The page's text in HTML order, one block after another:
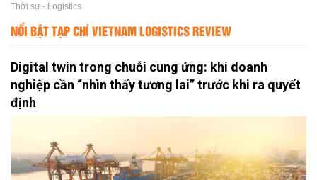
Thời sự - Logistics
NỔI BẬT TẠP CHÍ VIETNAM LOGISTICS REVIEW
Digital twin trong chuỗi cung ứng: khi doanh
nghiệp cần “nhìn thấy tương lai” trước khi ra quyết
định